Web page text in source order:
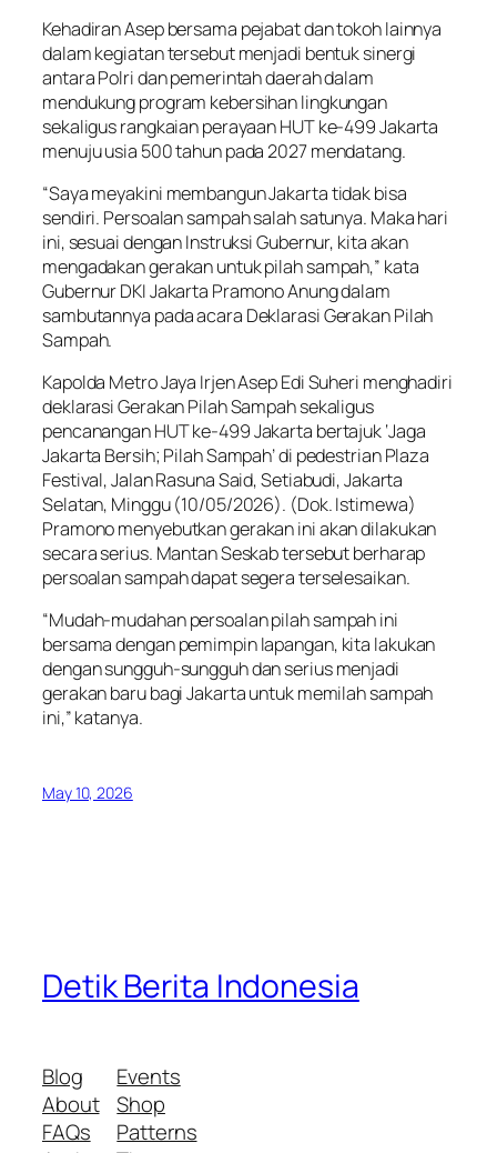
Kehadiran Asep bersama pejabat dan tokoh lainnya
dalam kegiatan tersebut menjadi bentuk sinergi
antara Polri dan pemerintah daerah dalam
mendukung program kebersihan lingkungan
sekaligus rangkaian perayaan HUT ke-499 Jakarta
menuju usia 500 tahun pada 2027 mendatang.
“Saya meyakini membangun Jakarta tidak bisa
sendiri. Persoalan sampah salah satunya. Maka hari
ini, sesuai dengan Instruksi Gubernur, kita akan
mengadakan gerakan untuk pilah sampah,” kata
Gubernur DKI Jakarta Pramono Anung dalam
sambutannya pada acara Deklarasi Gerakan Pilah
Sampah.
Kapolda Metro Jaya Irjen Asep Edi Suheri menghadiri
deklarasi Gerakan Pilah Sampah sekaligus
pencanangan HUT ke-499 Jakarta bertajuk ‘Jaga
Jakarta Bersih; Pilah Sampah’ di pedestrian Plaza
Festival, Jalan Rasuna Said, Setiabudi, Jakarta
Selatan, Minggu (10/05/2026). (Dok. Istimewa)
Pramono menyebutkan gerakan ini akan dilakukan
secara serius. Mantan Seskab tersebut berharap
persoalan sampah dapat segera terselesaikan.
“Mudah-mudahan persoalan pilah sampah ini
bersama dengan pemimpin lapangan, kita lakukan
dengan sungguh-sungguh dan serius menjadi
gerakan baru bagi Jakarta untuk memilah sampah
ini,” katanya.
May 10, 2026
Detik Berita Indonesia
Blog
About
FAQs
Events
Shop
Patterns